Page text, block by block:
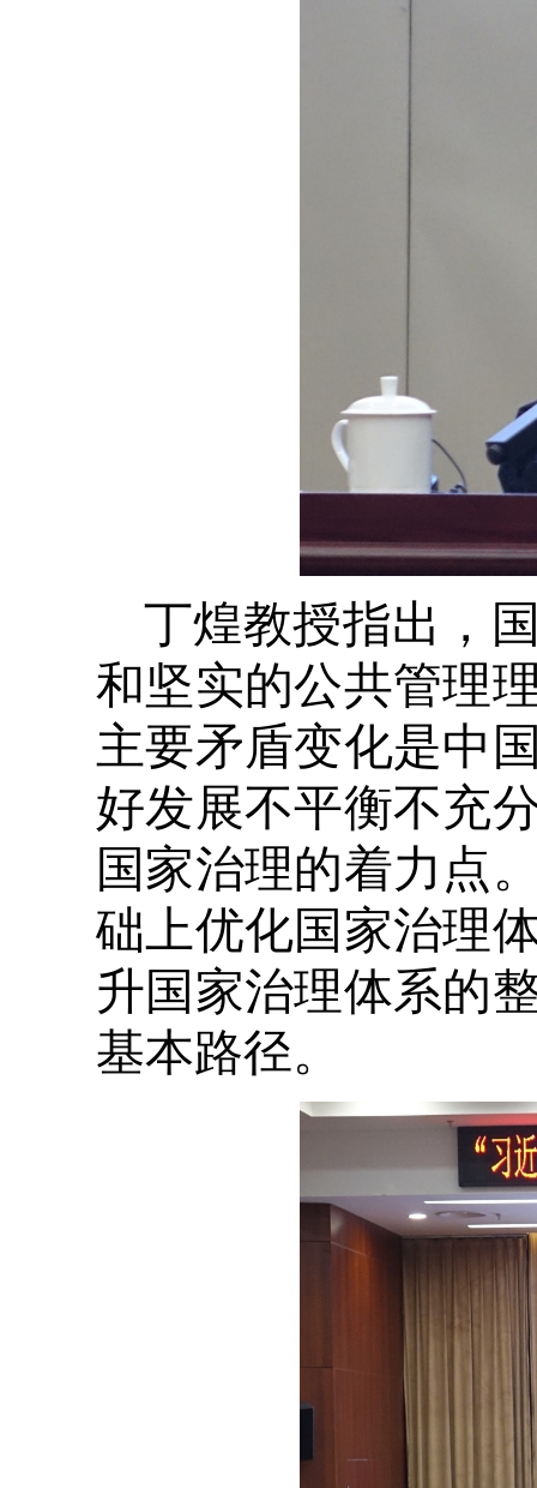
丁煌教授指出，
和坚实的公共管理
主要矛盾变化是中
好发展不平衡不充
国家治理的着力点
础上优化国家治理
升国家治理体系的
基本路径。